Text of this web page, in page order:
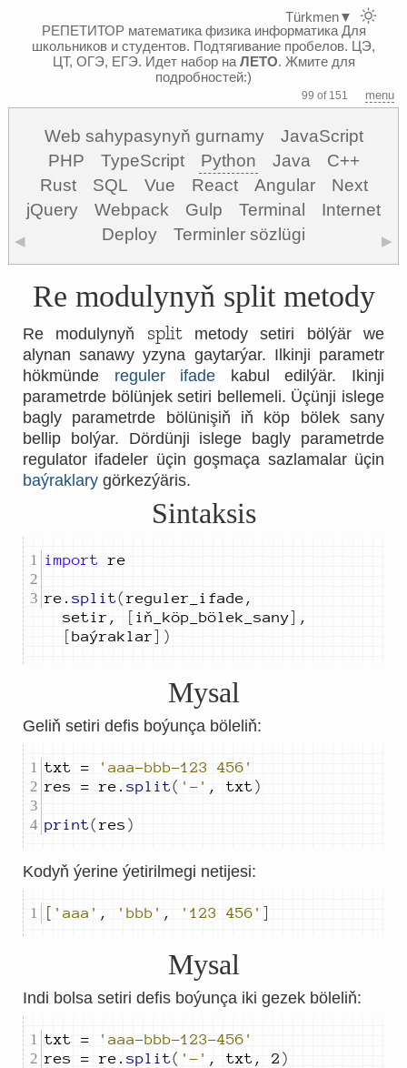
РЕПЕТИТОР математика физика информатикаДля
школьников и студентов. Подтягивание пробелов. ЦЭ,
ЦТ, ОГЭ, ЕГЭ. Идет набор на ЛЕТО. Жмите для
подробностей:)
99 of 151 menu
Web sahypasynyň gurnamy
JavaScript
PHP
TypeScript Python Java
C++
Rust
SQL Vue React Angular
Next
jQuery
Webpack Gulp Terminal
Internet
Deploy
Terminler sözlügi
◀ ▶
Re modulynyň split metody
Re modulynyň splitmetody setiri bölýär we
alynan sanawy yzyna gaytarýar. Ilkinji parametr
hökmünde reguler ifade kabul edilýär. Ikinji
parametrde bölünjek setiri bellemeli. Üçünji islege
bagly parametrde bölünişiň iň köp bölek sany
bellip bolýar. Dördünji islege bagly parametrde
regulator ifadeler üçin goşmaça sazlamalar üçin
baýraklary görkezýäris.
Sintaksis
import
re . split( reguler_ifade ,
setir , [ iň_köp_bölek_sany] ,
[baýraklar])
Mysal
Geliň setiri defis boýunça böleliň:
txt =
'aaa-bbb-123 456'
res = re . split( '-' , txt)
print( res )
Kodyň ýerine ýetirilmegi netijesi:
[ 'aaa' , 'bbb' , '123 456' ]
Mysal
Indi bolsa setiri defis boýunça iki gezek böleliň:
txt =
'aaa-bbb-123-456'
res = re . split( '-' , txt , 2 )
Türkmen▼